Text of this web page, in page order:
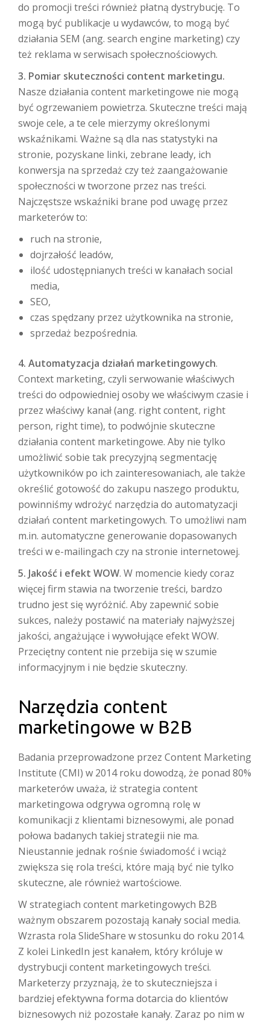
do promocji treści również płatną dystrybucję. To
mogą być publikacje u wydawców, to mogą być
działania SEM (ang. search engine marketing) czy
też reklama w serwisach społecznościowych.
3. Pomiar skuteczności content marketingu.
Nasze działania content marketingowe nie mogą
być ogrzewaniem powietrza. Skuteczne treści mają
swoje cele, a te cele mierzymy określonymi
wskaźnikami. Ważne są dla nas statystyki na
stronie, pozyskane linki, zebrane leady, ich
konwersja na sprzedaż czy też zaangażowanie
społeczności w tworzone przez nas treści.
Najczęstsze wskaźniki brane pod uwagę przez
marketerów to:
ruch na stronie,
dojrzałość leadów,
ilość udostępnianych treści w kanałach social
media,
SEO,
czas spędzany przez użytkownika na stronie,
sprzedaż bezpośrednia.
4. Automatyzacja działań marketingowych.
Context marketing, czyli serwowanie właściwych
treści do odpowiedniej osoby we właściwym czasie i
przez właściwy kanał (ang. right content, right
person, right time), to podwójnie skuteczne
działania content marketingowe. Aby nie tylko
umożliwić sobie tak precyzyjną segmentację
użytkowników po ich zainteresowaniach, ale także
określić gotowość do zakupu naszego produktu,
powinniśmy wdrożyć narzędzia do automatyzacji
działań content marketingowych. To umożliwi nam
m.in. automatyczne generowanie dopasowanych
treści w e-mailingach czy na stronie internetowej.
5. Jakość i efekt WOW. W momencie kiedy coraz
więcej firm stawia na tworzenie treści, bardzo
trudno jest się wyróżnić. Aby zapewnić sobie
sukces, należy postawić na materiały najwyższej
jakości, angażujące i wywołujące efekt WOW.
Przeciętny content nie przebija się w szumie
informacyjnym i nie będzie skuteczny.
Narzędzia content
marketingowe w B2B
Badania przeprowadzone przez Content Marketing
Institute (CMI) w 2014 roku dowodzą, że ponad 80%
marketerów uważa, iż strategia content
marketingowa odgrywa ogromną rolę w
komunikacji z klientami biznesowymi, ale ponad
połowa badanych takiej strategii nie ma.
Nieustannie jednak rośnie świadomość i wciąż
zwiększa się rola treści, które mają być nie tylko
skuteczne, ale również wartościowe.
W strategiach content marketingowych B2B
ważnym obszarem pozostają kanały social media.
Wzrasta rola SlideShare w stosunku do roku 2014.
Z kolei LinkedIn jest kanałem, który króluje w
dystrybucji content marketingowych treści.
Marketerzy przyznają, że to skuteczniejsza i
bardziej efektywna forma dotarcia do klientów
biznesowych niż pozostałe kanały. Zaraz po nim w